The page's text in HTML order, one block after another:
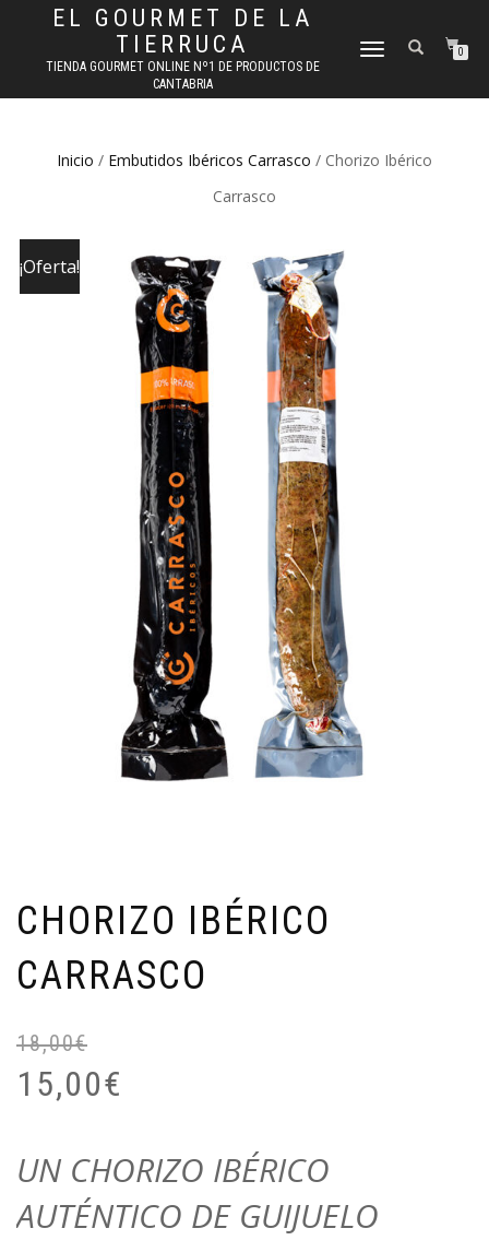
EL GOURMET DE LA
TIERRUCA
TIENDA GOURMET ONLINE Nº1 DE PRODUCTOS DE
CANTABRIA
CAMBIAR
0
Inicio / Embutidos Ibéricos Carrasco / Chorizo Ibérico
Carrasco
¡Oferta!
CHORIZO IBÉRICO
CARRASCO
18,00€
15,00€
UN CHORIZO IBÉRICO
AUTÉNTICO DE GUIJUELO